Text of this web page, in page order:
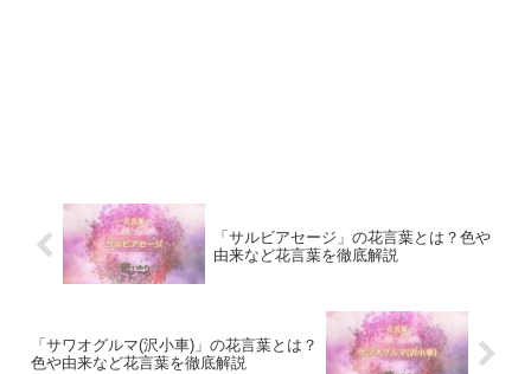
「サルビアセージ」の花言葉とは？色や
由来など花言葉を徹底解説
「サワオグルマ(沢小車)」の花言葉とは？
色や由来など花言葉を徹底解説